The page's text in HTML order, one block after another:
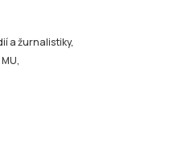
a žurnalistiky,